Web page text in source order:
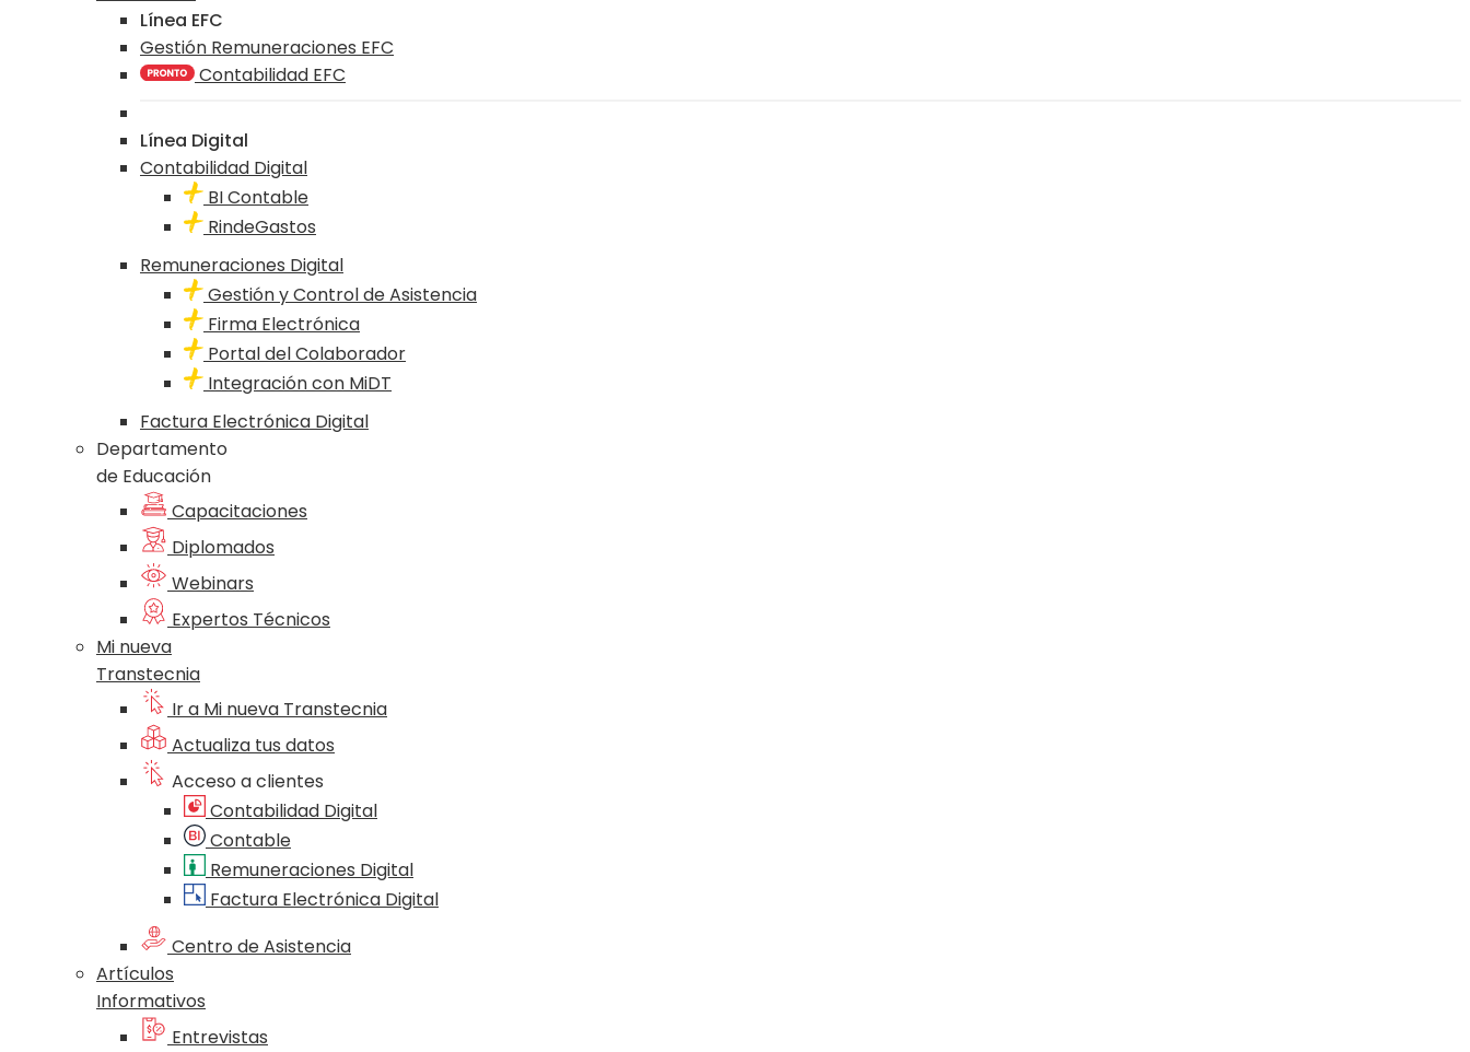
Línea EFC
Gestión Remuneraciones EFC
Contabilidad EFC
Línea Digital
Contabilidad Digital
BI Contable
RindeGastos
Remuneraciones Digital
Gestión y Control de Asistencia
Firma Electrónica
Portal del Colaborador
Integración con MiDT
Factura Electrónica Digital
Departamento
de Educación
Capacitaciones
Diplomados
Webinars
Expertos Técnicos
Mi nueva
Transtecnia
Ir a Mi nueva Transtecnia
Actualiza tus datos
Acceso a clientes
Contabilidad Digital
Contable
Remuneraciones Digital
Factura Electrónica Digital
Centro de Asistencia
Artículos
Informativos
Entrevistas